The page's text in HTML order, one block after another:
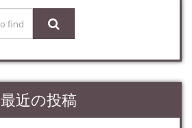
最近の投稿